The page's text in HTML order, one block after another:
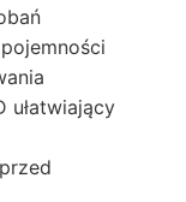
ułatwiający